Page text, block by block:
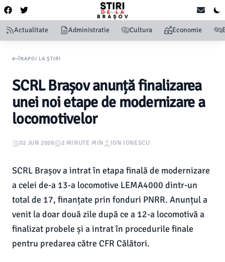
Actualitate Administratie Cultura Economie
ÎNAPOI LA ȘTIRI
SCRL Brașov anunță finalizarea
unei noi etape de modernizare a
locomotivelor
02 JUN 2026 2 MINUTE MIN ION IONESCU
SCRL Brașov a intrat în etapa finală de modernizare
a celei de-a 13-a locomotive LEMA4000 dintr-un
total de 17, finanțate prin fonduri PNRR. Anunțul a
venit la doar două zile după ce a 12-a locomotivă a
finalizat probele și a intrat în procedurile finale
pentru predarea către CFR Călători.